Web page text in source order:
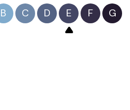
B C D E F G